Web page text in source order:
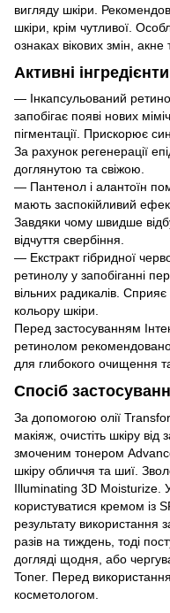
вигляду шкіри.
шкіри, крім чутливої.
ознаках вікових змін, акне
Активні інгредієнти
— Інкапсульований
запобігає появі нових
пігментації. Прискорює
За рахунок регенерації
доглянутою та свіжою.
— Пантенол і алантоїн
мають заспокійливий
Завдяки чому швидше
відчуття свербіння.
— Екстракт гібридної
ретинолу у запобіганні
вільних радикалів.
кольору шкіри.
Перед застосуванням
ретинолом
для глибокого очищення
Спосіб
За допомогою олії
макіяж, очистіть шкіру
змоченим тонером
шкіру обличчя та шиї.
Illuminating 3D Moisturize.
користуватися кремом із
результату використання
разів на тиждень, тоді
догляді щодня, або
Toner. Перед
косметологом.